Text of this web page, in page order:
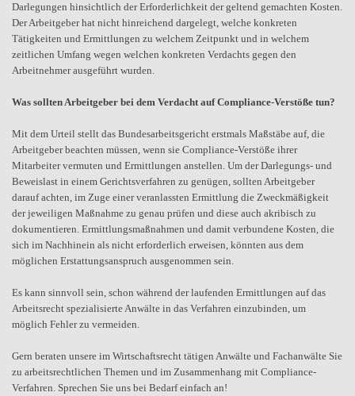
Darlegungen hinsichtlich der Erforderlichkeit der geltend gemachten Kosten.
Der Arbeitgeber hat nicht hinreichend dargelegt, welche konkreten
Tätigkeiten und Ermittlungen zu welchem Zeitpunkt und in welchem
zeitlichen Umfang wegen welchen konkreten Verdachts gegen den
Arbeitnehmer ausgeführt wurden.
Was sollten Arbeitgeber bei dem Verdacht auf Compliance-Verstöße tun?
Mit dem Urteil stellt das Bundesarbeitsgericht erstmals Maßstäbe auf, die
Arbeitgeber beachten müssen, wenn sie Compliance-Verstöße ihrer
Mitarbeiter vermuten und Ermittlungen anstellen. Um der Darlegungs- und
Beweislast in einem Gerichtsverfahren zu genügen, sollten Arbeitgeber
darauf achten, im Zuge einer veranlassten Ermittlung die Zweckmäßigkeit
der jeweiligen Maßnahme zu genau prüfen und diese auch akribisch zu
dokumentieren. Ermittlungsmaßnahmen und damit verbundene Kosten, die
sich im Nachhinein als nicht erforderlich erweisen, könnten aus dem
möglichen Erstattungsanspruch ausgenommen sein.
Es kann sinnvoll sein, schon während der laufenden Ermittlungen auf das
Arbeitsrecht spezialisierte Anwälte in das Verfahren einzubinden, um
möglich Fehler zu vermeiden.
Gern beraten unsere im Wirtschaftsrecht tätigen Anwälte und Fachanwälte Sie
zu arbeitsrechtlichen Themen und im Zusammenhang mit Compliance-
Verfahren. Sprechen Sie uns bei Bedarf einfach an!